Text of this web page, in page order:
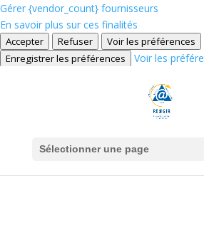
Gérer {vendor_count} fournisseurs
En savoir plus sur ces finalités
Accepter Refuser
Voir les préférences
Enregistrer les préférences
Voir les
Sélectionner une page